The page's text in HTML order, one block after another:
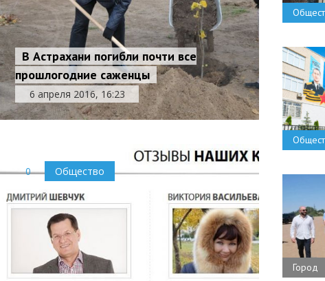
В Астрахани погибли почти все
прошлогодние саженцы
6 апреля 2016, 16:23
0 Общество
Город